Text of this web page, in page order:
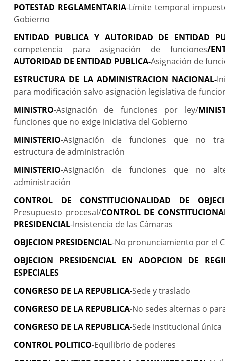
POTESTAD REGLAMENTARIA-Límite temporal
Gobierno
ENTIDAD PUBLICA Y AUTORIDAD DE ENTIDAD
competencia para asignación de funciones/
AUTORIDAD DE ENTIDAD PUBLICA-Asignación de
ESTRUCTURA DE LA ADMINISTRACION NACIONAL-
para modificación salvo asignación legislativa de
MINISTRO-Asignación de funciones por ley/
funciones que no exige iniciativa del Gobierno
MINISTERIO-Asignación de funciones que no
estructura de administración
MINISTERIO-Asignación de funciones que no
administración
CONTROL DE CONSTITUCIONALIDAD DE
Presupuesto procesal/CONTROL DE
PRESIDENCIAL-Insistencia de las Cámaras
OBJECION PRESIDENCIAL-No pronunciamiento por el
OBJECION PRESIDENCIAL EN ADOPCION DE
ESPECIALES
CONGRESO DE LA REPUBLICA-Sede y traslado
CONGRESO DE LA REPUBLICA-No sedes alternas o
CONGRESO DE LA REPUBLICA-Sede institucional única
CONTROL POLITICO-Equilibrio de poderes